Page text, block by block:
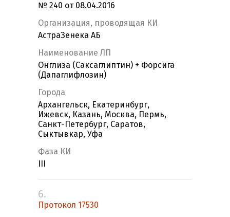
№ 240 от 08.04.2016
Организация, проводящая КИ
АстраЗенека АБ
Наименование ЛП
Онглиза (Саксаглиптин) + Форсига
(Дапаглифлозин)
Города
Архангельск, Екатеринбург,
Ижевск, Казань, Москва, Пермь,
Санкт-Петербург, Саратов,
Сыктывкар, Уфа
Фаза КИ
6.
Протокол 17530